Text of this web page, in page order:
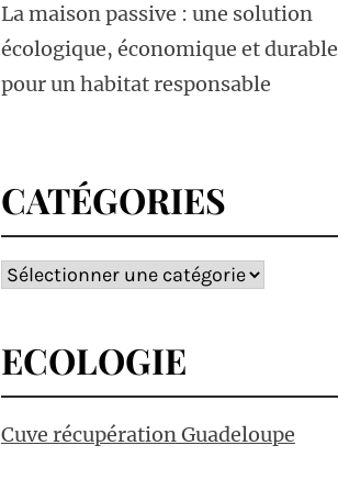
La maison passive : une solution
écologique, économique et durable
pour un habitat responsable
CATÉGORIES
Catégories
ECOLOGIE
Cuve récupération Guadeloupe